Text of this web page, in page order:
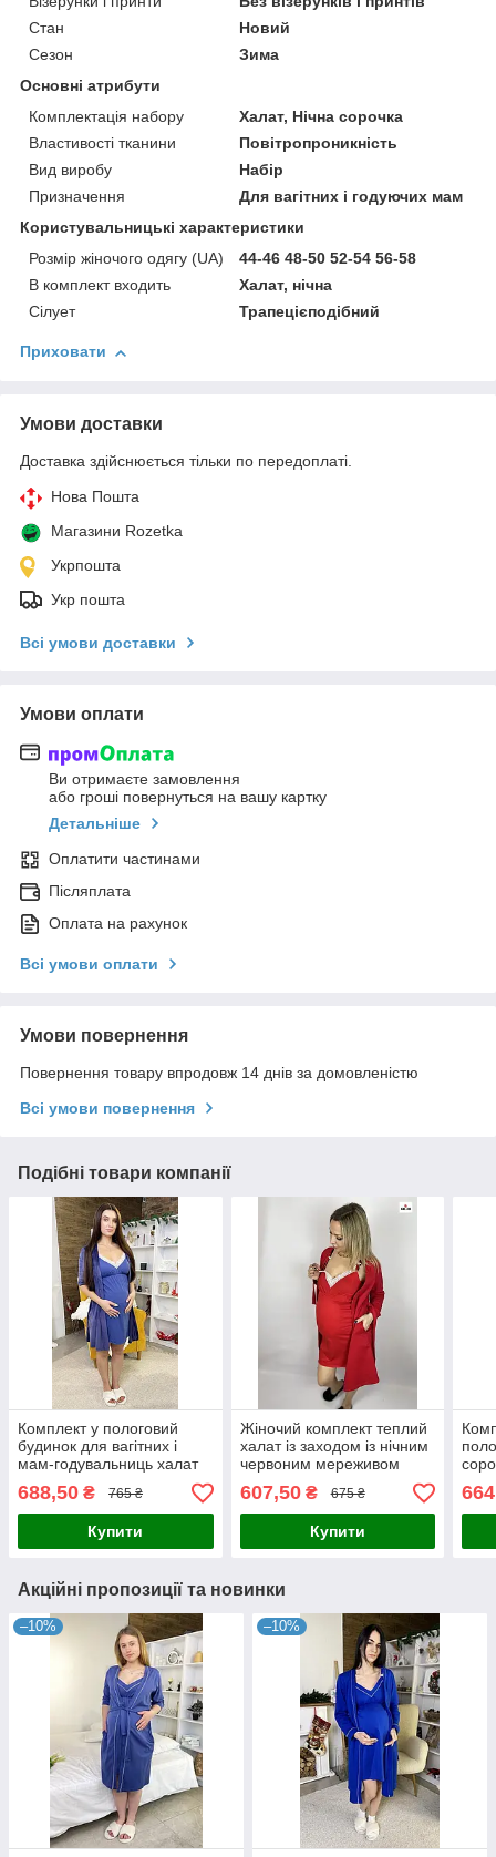
Стан
Новий
Сезон
Зима
Основні атрибути
Комплектація набору
Халат, Нічна сорочка
Властивості тканини
Повітропроникність
Вид виробу
Набір
Призначення
Для вагітних і годуючих мам
Користувальницькі характеристики
Розмір жіночого одягу (UA)
44-46 48-50 52-54 56-58
В комплект входить
Халат, нічна
Сілует
Трапецієподібний
Приховати
Умови доставки
Доставка здійснюється тільки по передоплаті.
Нова Пошта
Магазини Rozetka
Укрпошта
Укр пошта
Всі умови доставки
Умови оплати
Ви отримаєте замовлення
або гроші повернуться на вашу картку
Детальніше
Оплатити частинами
Післяплата
Оплата на рахунок
Всі умови оплати
Умови повернення
Повернення товару впродовж 14 днів за домовленістю
Всі умови повернення
Подібні товари компанії
Комплект у пологовий
будинок для вагітних і
мам-годувальниць халат
велюрова нічна сорочка
індиго р.44-54
688,50 ₴ 765 ₴
Купити
Жіночий комплект теплий
халат із заходом із нічним
червоним мереживом
р.44-58
607,50₴ 675 ₴
Купити
Акційні пропозиції та новинки
–10% –10%